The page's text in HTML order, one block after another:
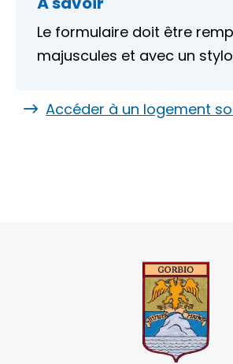
Le formulaire doit être
majuscules et avec un
Accéder à un logement